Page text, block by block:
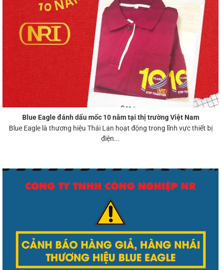
Blue Eagle đánh dấu mốc 10 năm tại thị trường Việt Nam
Blue Eagle là thương hiệu Thái Lan hoạt động trong lĩnh vực thiết bị
điện...